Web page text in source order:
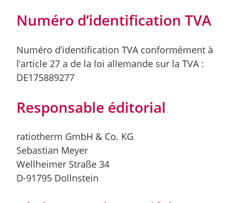
Numéro d’identification TVA
Numéro d’identification TVA conformément à
l’article 27 a de la loi allemande sur la TVA :
DE175889277
Responsable éditorial
ratiotherm GmbH & Co. KG
Sebastian Meyer
Wellheimer Straße 34
D-91795 Dollnstein